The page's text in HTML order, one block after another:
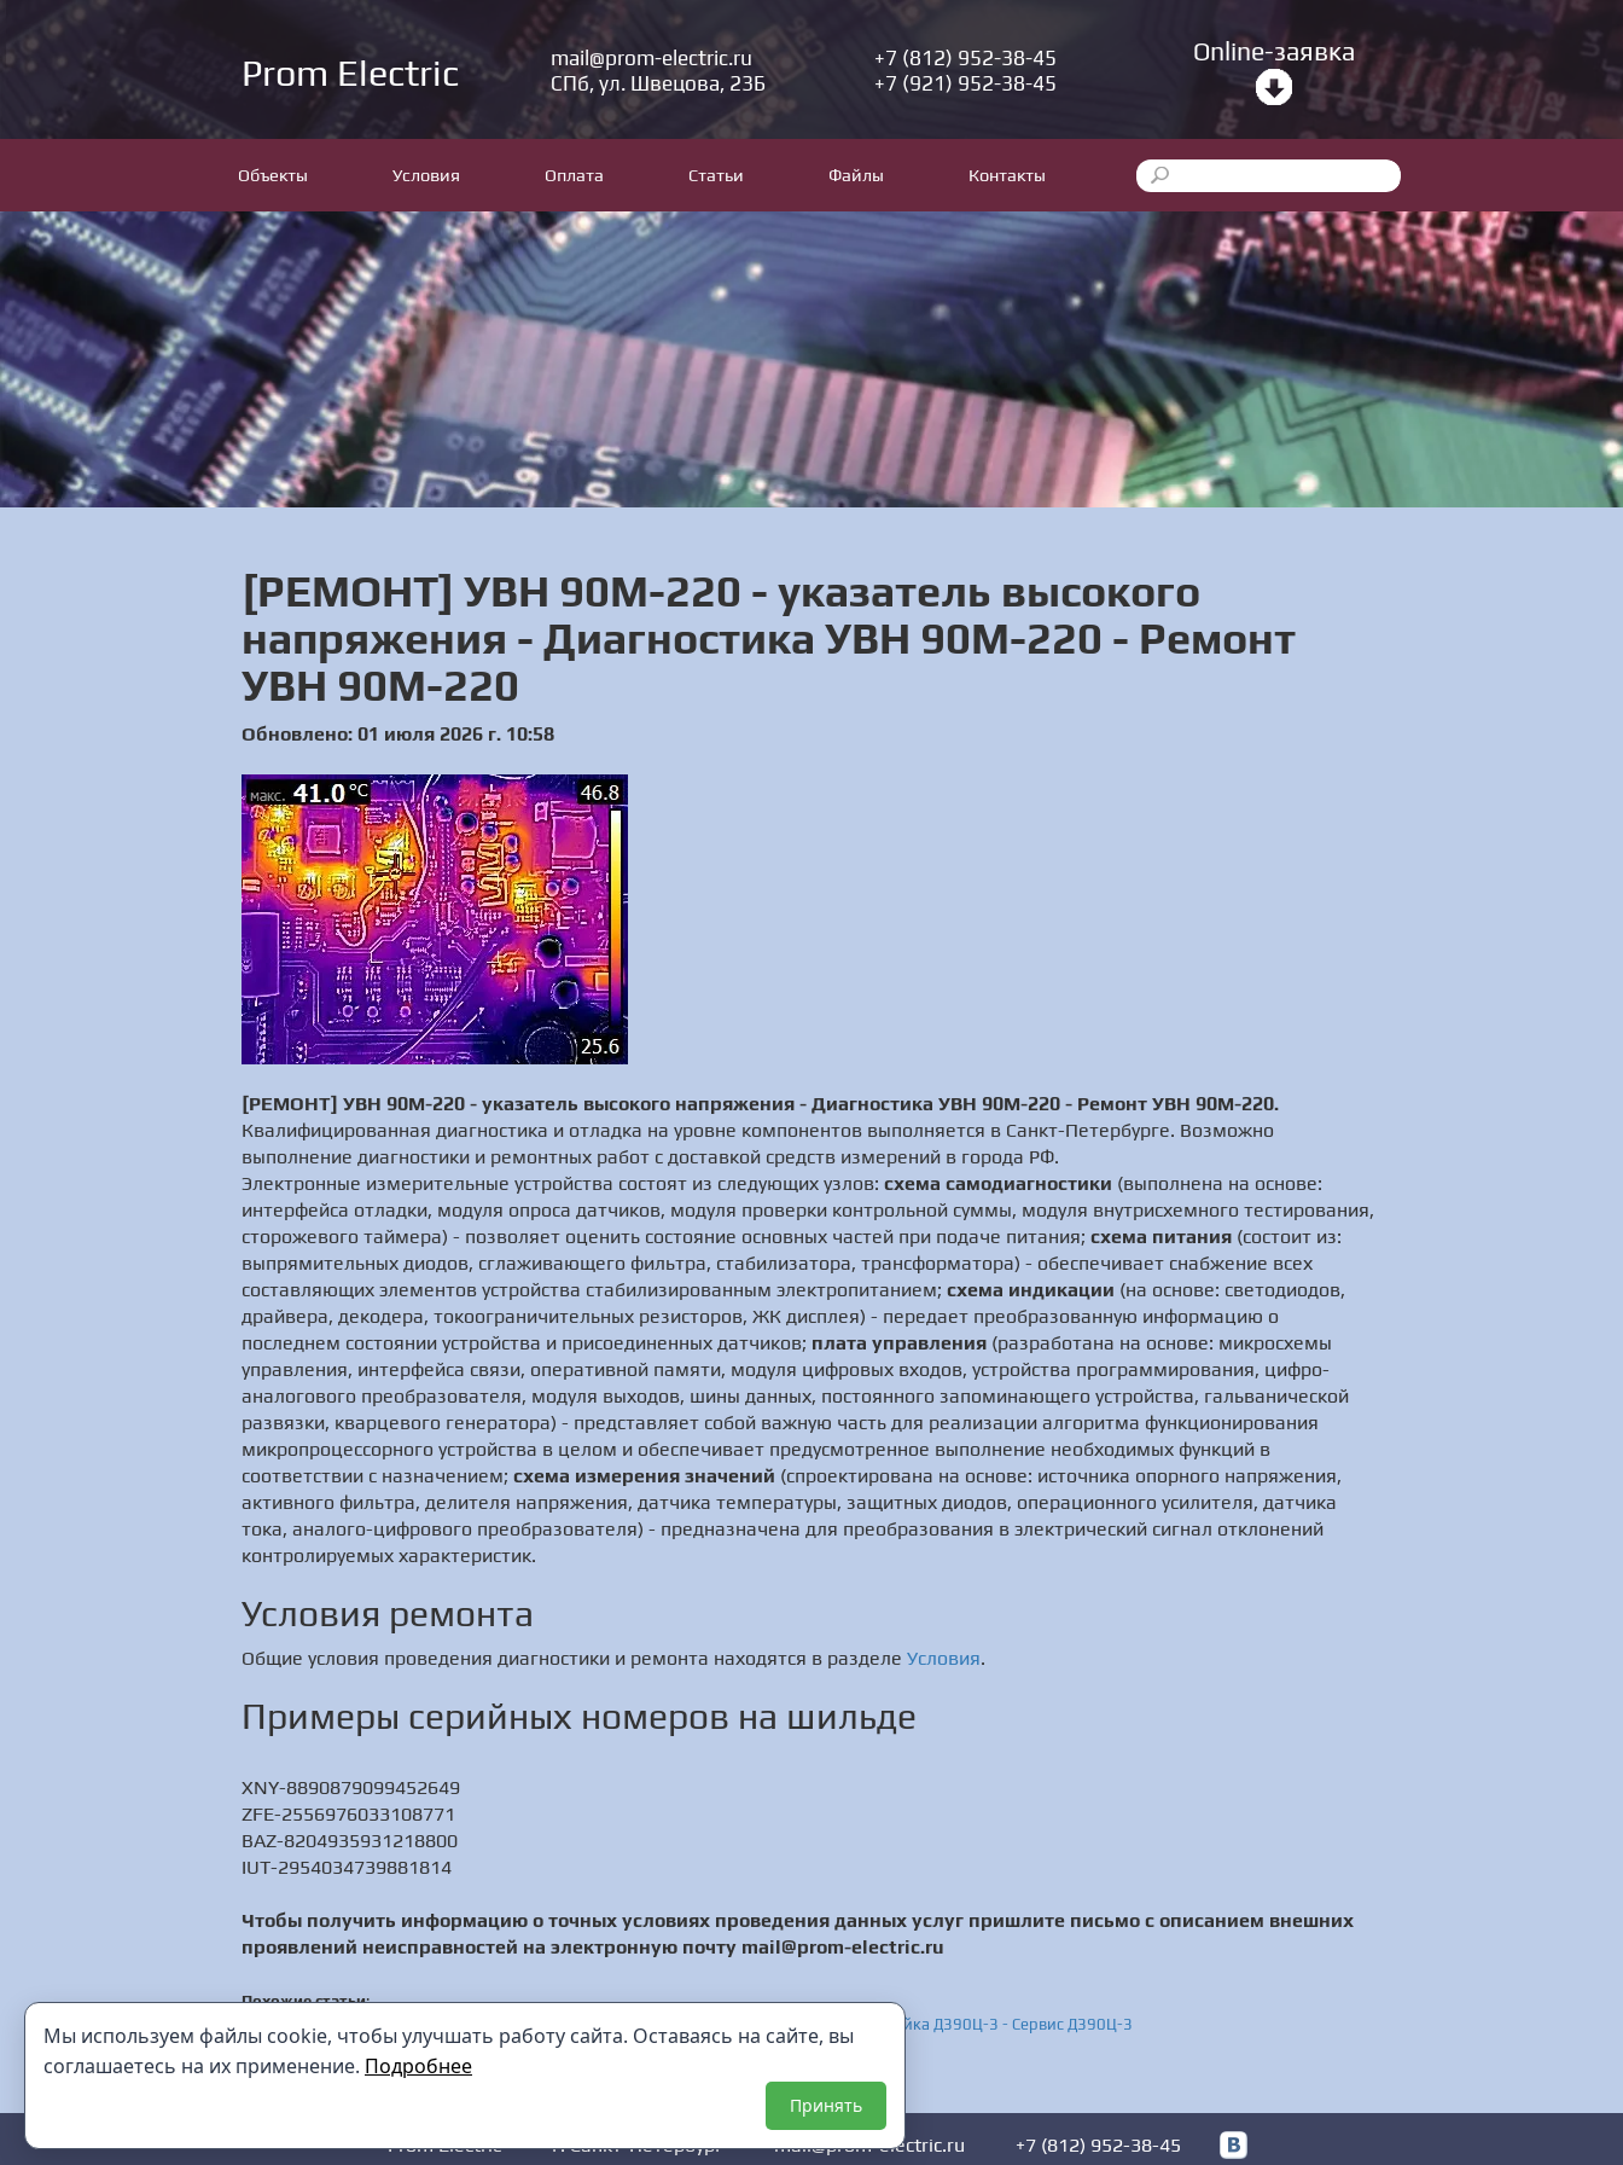
Prom Electric
mail@prom-electric.ru
СПб, ул. Швецова, 23Б
+7 (812) 952-38-45
+7 (921) 952-38-45
Online-заявка
Объекты Условия Оплата Статьи Файлы Контакты
[РЕМОНТ] УВН 90М-220 - указатель высокого
напряжения - Диагностика УВН 90М-220 - Ремонт
УВН 90М-220
Обновлено: 01 июля 2026 г. 10:58
[РЕМОНТ] УВН 90М-220 - указатель высокого напряжения - Диагностика УВН 90М-220 - Ремонт УВН 90М-220.
Квалифицированная диагностика и отладка на уровне компонентов выполняется в Санкт-Петербурге. Возможно
выполнение диагностики и ремонтных работ с доставкой средств измерений в города РФ.
Электронные измерительные устройства состоят из следующих узлов: схема самодиагностики (выполнена на основе:
интерфейса отладки, модуля опроса датчиков, модуля проверки контрольной суммы, модуля внутрисхемного тестирования,
сторожевого таймера) - позволяет оценить состояние основных частей при подаче питания; схема питания (состоит из:
выпрямительных диодов, сглаживающего фильтра, стабилизатора, трансформатора) - обеспечивает снабжение всех
составляющих элементов устройства стабилизированным электропитанием; схема индикации (на основе: светодиодов,
драйвера, декодера, токоограничительных резисторов, ЖК дисплея) - передает преобразованную информацию о
последнем состоянии устройства и присоединенных датчиков; плата управления (разработана на основе: микросхемы
управления, интерфейса связи, оперативной памяти, модуля цифровых входов, устройства программирования, цифро-
аналогового преобразователя, модуля выходов, шины данных, постоянного запоминающего устройства, гальванической
развязки, кварцевого генератора) - представляет собой важную часть для реализации алгоритма функционирования
микропроцессорного устройства в целом и обеспечивает предусмотренное выполнение необходимых функций в
соответствии с назначением; схема измерения значений (спроектирована на основе: источника опорного напряжения,
активного фильтра, делителя напряжения, датчика температуры, защитных диодов, операционного усилителя, датчика
тока, аналого-цифрового преобразователя) - предназначена для преобразования в электрический сигнал отклонений
контролируемых характеристик.
Условия ремонта
Общие условия проведения диагностики и ремонта находятся в разделе Условия.
Примеры серийных номеров на шильде
XNY-8890879099452649
ZFE-2556976033108771
BAZ-8204935931218800
IUT-2954034739881814
Чтобы получить информацию о точных условиях проведения данных услуг пришлите письмо с описанием внешних
проявлений неисправностей на электронную почту mail@prom-electric.ru
Похожие статьи:
[РЕМОНТ] Д390Ц-3 - цифровой трехфазный измеритель мощности (ваттметр) - Настройка Д390Ц-3 - Сервис Д390Ц-3
[РЕМОНТ] APS-7203 - источник питания - Диагностика APS-7203 - Ремонт APS-7203
Prom Electric г. Санкт-Петербург mail@prom-electric.ru +7 (812) 952-38-45
Мы используем файлы cookie, чтобы улучшать работу сайта. Оставаясь на сайте, вы
соглашаетесь на их применение. Подробнее
Принять